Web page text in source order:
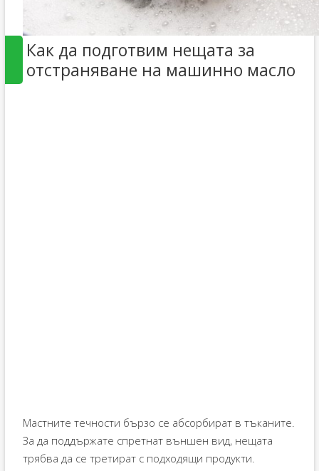
Как да подготвим нещата за
отстраняване на машинно масло
Мастните течности бързо се абсорбират в тъканите.
За да поддържате спретнат външен вид, нещата
трябва да се третират с подходящи продукти.